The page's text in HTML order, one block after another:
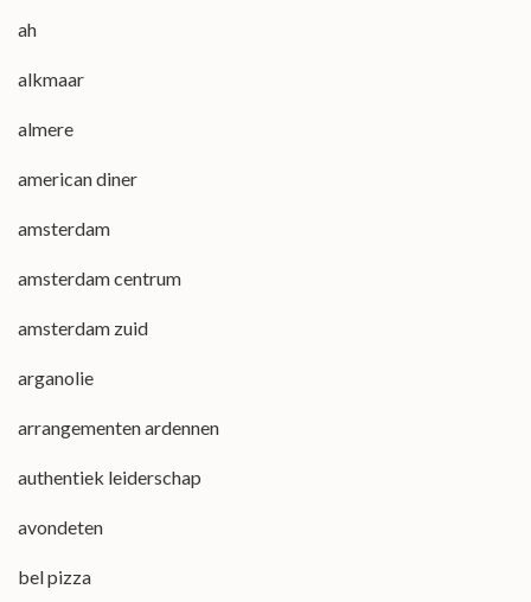
ah
alkmaar
almere
american diner
amsterdam
amsterdam centrum
amsterdam zuid
arganolie
arrangementen ardennen
authentiek leiderschap
avondeten
bel pizza